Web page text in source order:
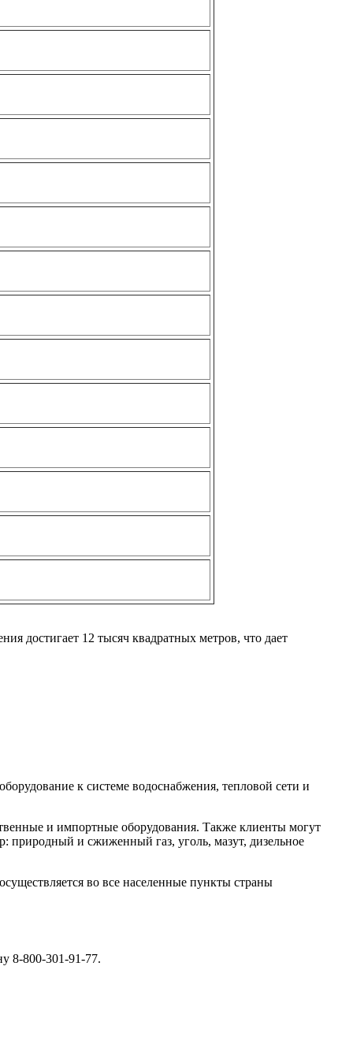
достигает 12 тысяч квадратных метров, что дает
к системе водоснабжения, тепловой сети и
и импортные оборудования. Также клиенты могут
природный и сжиженный газ, уголь, мазут, дизельное
во все населенные пункты страны
8-800-301-91-77.